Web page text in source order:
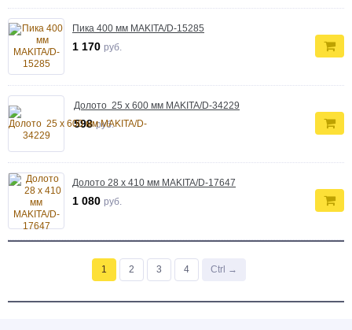
Пика 400 мм MAKITA/D-15285
1 170 руб.
Долото 25 х 600 мм MAKITA/D-34229
598руб.
Долото 28 х 410 мм MAKITA/D-17647
1 080 руб.
1 2 3 4 Ctrl →